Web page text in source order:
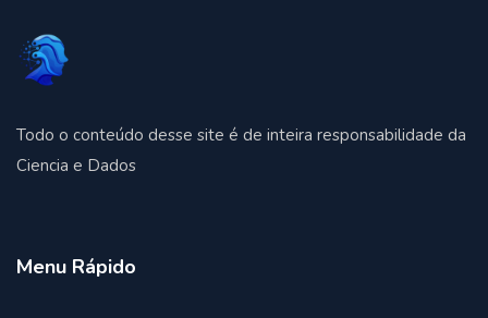
Todo o conteúdo desse site é de inteira responsabilidade da
Ciencia e Dados
Menu Rápido